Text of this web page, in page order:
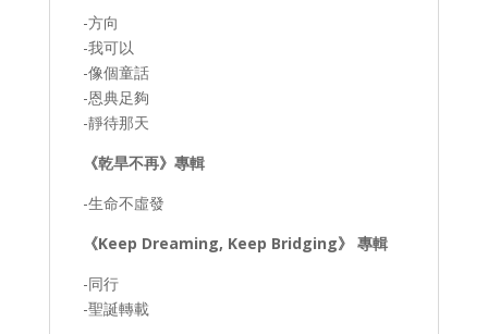
-方向
-我可以
-像個童話
-恩典足夠
-靜待那天
《乾旱不再》專輯
-生命不虛發
《Keep Dreaming, Keep Bridging》 專輯
-同行
-聖誕轉載